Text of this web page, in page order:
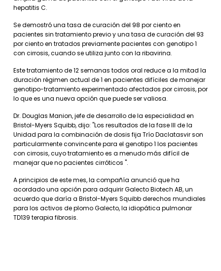
hepatitis C.
Se demostró una tasa de curación del 98 por ciento en
pacientes sin tratamiento previo y una tasa de curación del 93
por ciento en tratados previamente pacientes con genotipo 1
con cirrosis, cuando se utiliza junto con la ribavirina.
Este tratamiento de 12 semanas todos oral reduce a la mitad la
duración régimen actual de 1 en pacientes difíciles de manejar
genotipo-tratamiento experimentado afectados por cirrosis, por
lo que es una nueva opción que puede ser valiosa.
Dr. Douglas Manion, jefe de desarrollo de la especialidad en
Bristol-Myers Squibb, dijo: "Los resultados de la fase III de la
Unidad para la combinación de dosis fija Trío Daclatasvir son
particularmente convincente para el genotipo 1 los pacientes
con cirrosis, cuyo tratamiento es a menudo más difícil de
manejar que no pacientes cirróticos ".
A principios de este mes, la compañía anunció que ha
acordado una opción para adquirir Galecto Biotech AB, un
acuerdo que daría a Bristol-Myers Squibb derechos mundiales
para los activos de plomo Galecto, la idiopática pulmonar
TD139 terapia fibrosis.